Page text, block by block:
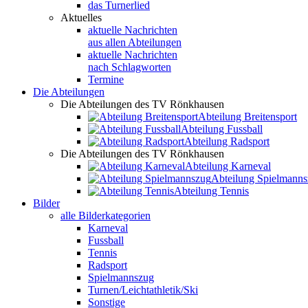
das Turnerlied
Aktuelles
aktuelle Nachrichten
aus allen Abteilungen
aktuelle Nachrichten
nach Schlagworten
Termine
Die Abteilungen
Die Abteilungen des TV Rönkhausen
Abteilung Breitensport
Abteilung Fussball
Abteilung Radsport
Die Abteilungen des TV Rönkhausen
Abteilung Karneval
Abteilung
Abteilung Tennis
Bilder
alle Bilderkategorien
Karneval
Fussball
Tennis
Radsport
Spielmannszug
Turnen/Leichtathletik/Ski
Sonstige